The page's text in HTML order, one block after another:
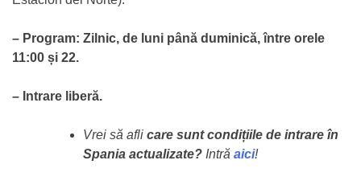
– Program: Zilnic, de luni până duminică, între orele
11:00 și 22.
– Intrare liberă.
Vrei să afli care sunt condițiile de intrare în
Spania actualizate? Intră aici!